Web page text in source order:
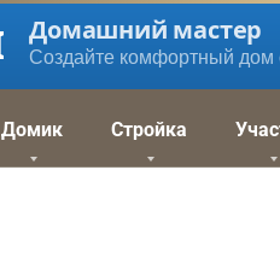
Домашний мастер
Создайте комфортный дом
Домик Стройка